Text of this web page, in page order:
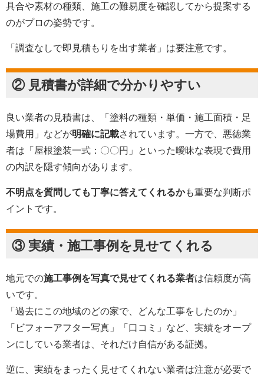
具合や素材の種類、施工の難易度を確認してから提案する
のがプロの姿勢です。
「調査なしで即見積もりを出す業者」は要注意です。
② 見積書が詳細で分かりやすい
良い業者の見積書は、「塗料の種類・単価・施工面積・足
場費用」などが明確に記載されています。一方で、悪徳業
者は「屋根塗装一式：〇〇円」といった曖昧な表現で費用
の内訳を隠す傾向があります。
不明点を質問しても丁寧に答えてくれるかも重要な判断ポ
イントです。
③ 実績・施工事例を見せてくれる
地元での施工事例を写真で見せてくれる業者は信頼度が高
いです。
「過去にこの地域のどの家で、どんな工事をしたのか」
「ビフォーアフター写真」「口コミ」など、実績をオープ
ンにしている業者は、それだけ自信がある証拠。
逆に、実績をまったく見せてくれない業者は注意が必要で